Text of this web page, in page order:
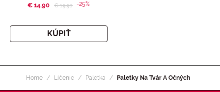
€ 14,90 Price reduced from
€ 19,90to-25%
KÚPIŤ
Home Líčenie Paletka Paletky Na Tvár A Očných